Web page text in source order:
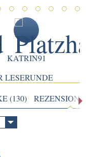
KATRIN91
9 10 11 12 13 14
LESERUNDE
(130)